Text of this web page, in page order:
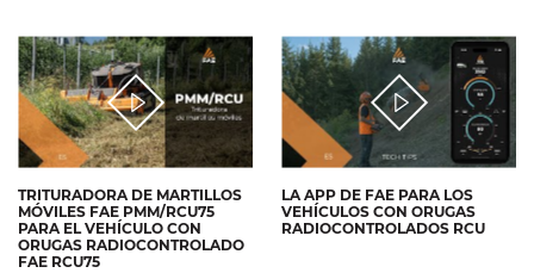
TRITURADORA DE MARTILLOS
MÓVILES FAE PMM/RCU75
PARA EL VEHÍCULO CON
ORUGAS RADIOCONTROLADO
FAE RCU75
LA APP DE FAE PARA LOS
VEHÍCULOS CON ORUGAS
RADIOCONTROLADOS RCU